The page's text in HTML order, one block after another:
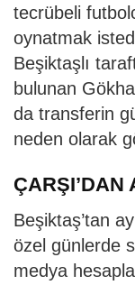
tecrübeli
oynatmak
Beşiktaşlı
bulunan
da transferin
neden olarak
ÇARŞI’DAN
Beşiktaş’tan
özel günlerde
medya